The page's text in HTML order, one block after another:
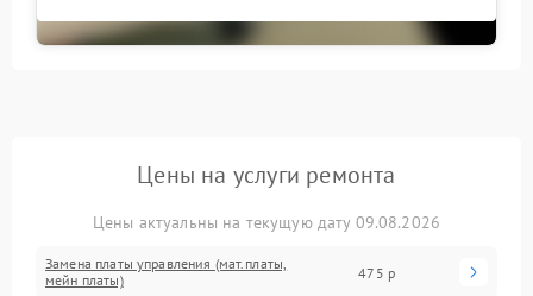
Цены на услуги ремонта
Цены актуальны на текущую дату 09.08.2026
Замена платы управления (мат.платы,
мейн платы)
475 р